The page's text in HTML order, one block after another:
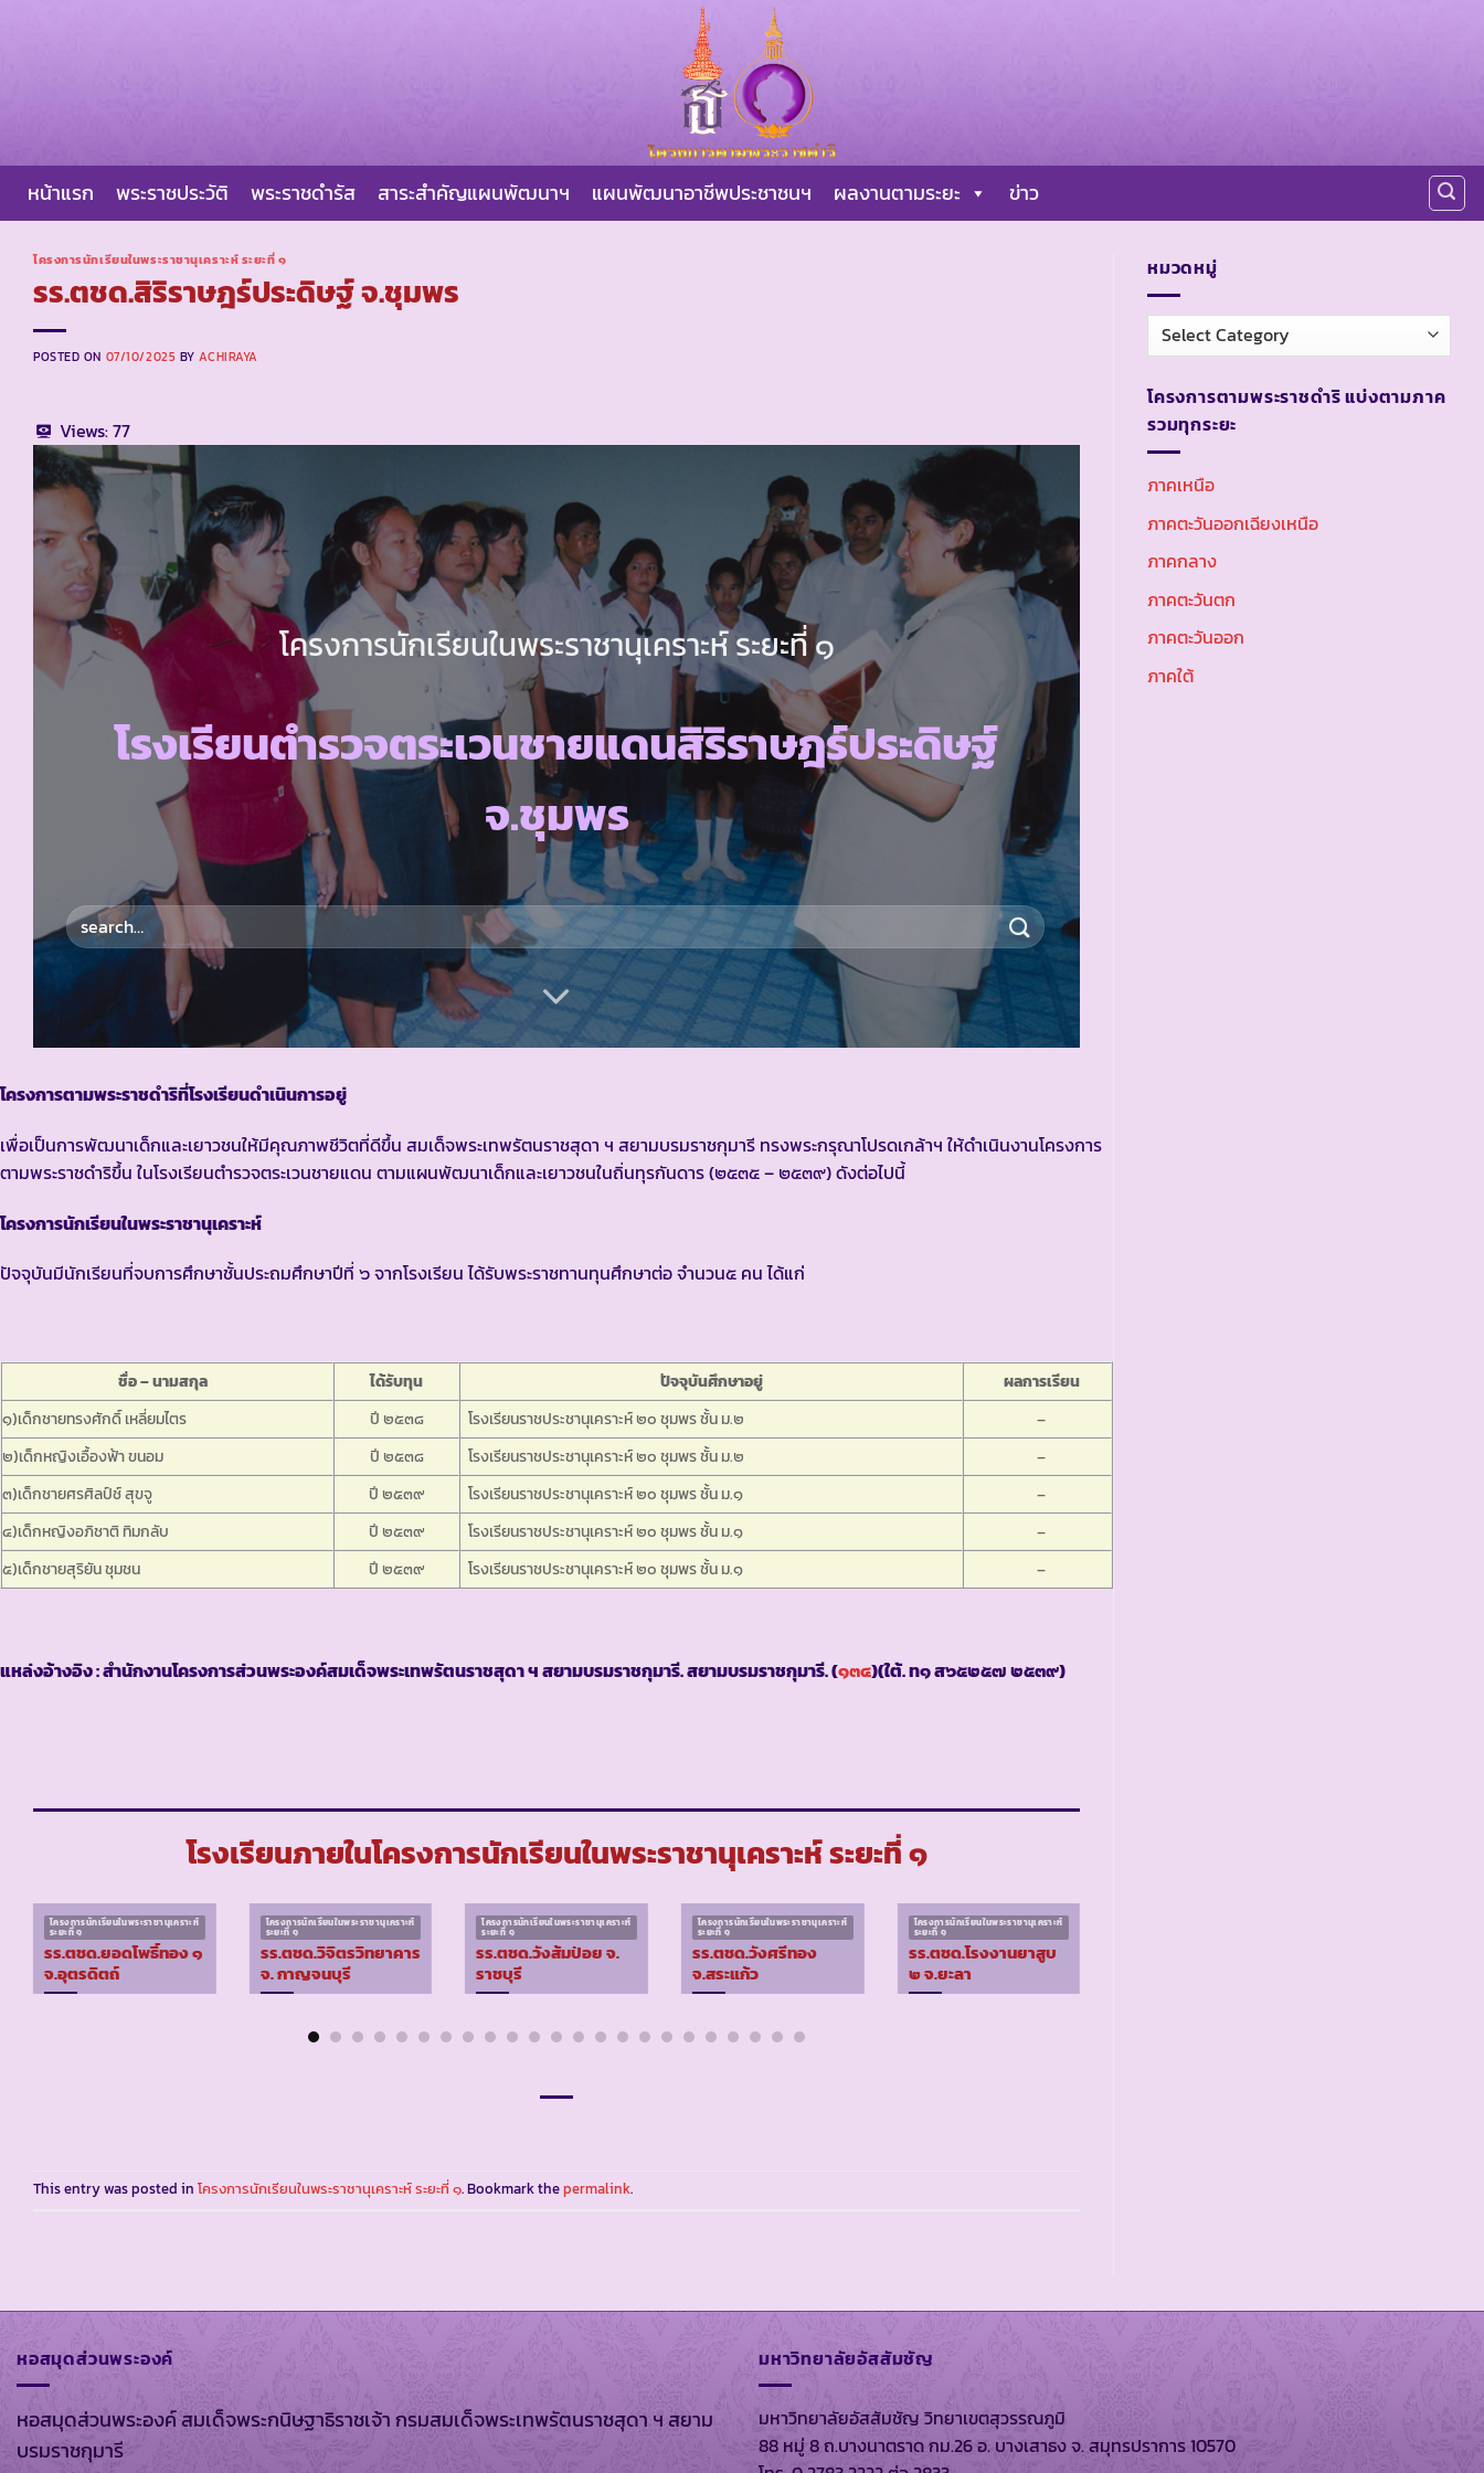
หน้าแรก พระราชประวัติ พระราชดำรัส สาระสำคัญแผนพัฒนาฯ แผนพัฒนาอาชีพประชาชนฯ ผลงานตามระยะ ข่าว
โครงการนักเรียนในพระราชานุเคราะห์ ระยะที่ ๑
รร.ตชด.สิริราษฎร์ประดิษฐ์ จ.ชุมพร
POSTED ON 07/10/2025 BYACHIRAYA
Views:77
โครงการนักเรียนในพระราชานุเคราะห์ ระยะที่ ๑
โรงเรียนตำรวจตระเวนชายแดนสิริราษฎร์ประดิษฐ์
จ.ชุมพร
โครงการตามพระราชดำริที่โรงเรียนดำเนินการอยู่
เพื่อเป็นการพัฒนาเด็กและเยาวชนให้มีคุณภาพชีวิตที่ดีขึ้น สมเด็จพระเทพรัตนราชสุดา ฯ สยามบรมราชกุมารี ทรงพระกรุณาโปรดเกล้าฯ ให้ดำเนินงานโครงการ
ตามพระราชดำริขึ้น ในโรงเรียนตำรวจตระเวนชายแดน ตามแผนพัฒนาเด็กและเยาวชนในถิ่นทุรกันดาร (๒๕๓๕ – ๒๕๓๙) ดังต่อไปนี้
โครงการนักเรียนในพระราชานุเคราะห์
ปัจจุบันมีนักเรียนที่จบการศึกษาชั้นประถมศึกษาปีที่ ๖ จากโรงเรียน ได้รับพระราชทานทุนศึกษาต่อ จำนวน๕ คน ได้แก่
ชื่อ – นามสกุล ได้รับทุน ปัจจุบันศึกษาอยู่
ผลการเรียน
๑)เด็กชายทรงศักดิ์ เหลี่ยมไตร
ปี ๒๕๓๘ โรงเรียนราชประชานุเคราะห์ ๒๐ ชุมพร ชั้น ม.๒
–
๒)เด็กหญิงเอื้องฟ้า ขนอม
ปี ๒๕๓๘ โรงเรียนราชประชานุเคราะห์ ๒๐ ชุมพร ชั้น ม.๒
–
๓)เด็กชายศรศิลป์ช์ สุขจู
ปี ๒๕๓๙ โรงเรียนราชประชานุเคราะห์ ๒๐ ชุมพร ชั้น ม.๑
–
๔)เด็กหญิงอภิชาติ ทิมกลับ
ปี ๒๕๓๙ โรงเรียนราชประชานุเคราะห์ ๒๐ ชุมพร ชั้น ม.๑
–
๕)เด็กชายสุริยัน ชุมชน
ปี ๒๕๓๙ โรงเรียนราชประชานุเคราะห์ ๒๐ ชุมพร ชั้น ม.๑ –
แหล่งอ้างอิง : สำนักงานโครงการส่วนพระองค์สมเด็จพระเทพรัตนราชสุดา ฯ สยามบรมราชกุมารี. สยามบรมราชกุมารี. (๑๓๔)(ใต้. ท๑ ส๖๕๒๕๗ ๒๕๓๙)
โรงเรียนภายในโครงการนักเรียนในพระราชานุเคราะห์ ระยะที่ ๑
โครงการนักเรียนในพระราชานุเคราะห์
ระยะที่ ๑
รร.ตชด.ยอดโพธิ์ทอง ๑
จ.อุตรดิตถ์
โครงการนักเรียนในพระราชานุเคราะห์
ระยะที่ ๑
รร.ตชด.วิจิตรวิทยาคาร
จ. กาญจนบุรี
โครงการนักเรียนในพระราชานุเคราะห์
ระยะที่ ๑
รร.ตชด.วังส้มป่อย จ.
ราชบุรี
โครงการนักเรียนในพระราชานุเคราะห์
ระยะที่ ๑
รร.ตชด.วังศรีทอง
จ.สระแก้ว
โครงการนักเรียนในพระราชานุเคราะห์
ระยะที่ ๑
รร.ตชด.โรงงานยาสูบ
๒ จ.ยะลา
This entry was posted in โครงการนักเรียนในพระราชานุเคราะห์ ระยะที่ ๑. Bookmark thepermalink.
หมวดหมู่
หมวด
หมู่
โครงการตามพระราชดำริ แบ่งตามภาค
รวมทุกระยะ
ภาคเหนือ
ภาคตะวันออกเฉียงเหนือ
ภาคกลาง
ภาคตะวันตก
ภาคตะวันออก
ภาคใต้
หอสมุดส่วนพระองค์
หอสมุดส่วนพระองค์ สมเด็จพระกนิษฐาธิราชเจ้า กรมสมเด็จพระเทพรัตนราชสุดา ฯ สยาม
บรมราชกุมารี
มหาวิทยาลัยอัสสัมชัญ
มหาวิทยาลัยอัสสัมชัญ วิทยาเขตสุวรรณภูมิ
88 หมู่ 8 ถ.บางนาตราด กม.26 อ. บางเสาธง จ. สมุทรปราการ 10570